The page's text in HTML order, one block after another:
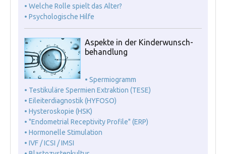
• Welche Rolle spielt das Alter?
• Psychologische Hilfe
Aspekte in der Kinderwunsch-
behandlung
• Spermiogramm
• Testikuläre Spermien Extraktion (TESE)
• Eileiterdiagnostik (HYFOSO)
• Hysteroskopie (HSK)
• "Endometrial Receptivity Profile" (ERP)
• Hormonelle Stimulation
• IVF / ICSI / IMSI